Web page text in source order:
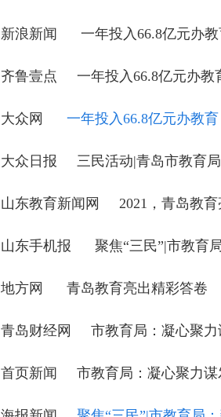
新浪新闻 一年投入66.8亿元办
齐鲁壹点 一年投入66.8亿元办教
大众网 一年投入66.8亿元办教
大众日报 三民活动|青岛市教育
山东教育新闻网 2021，青岛教
山东手机报 聚焦“三民”|市教育
地方网 青岛教育亮出精彩答卷
青岛财经网 市教育局：凝心聚
首页新闻 市教育局：凝心聚力